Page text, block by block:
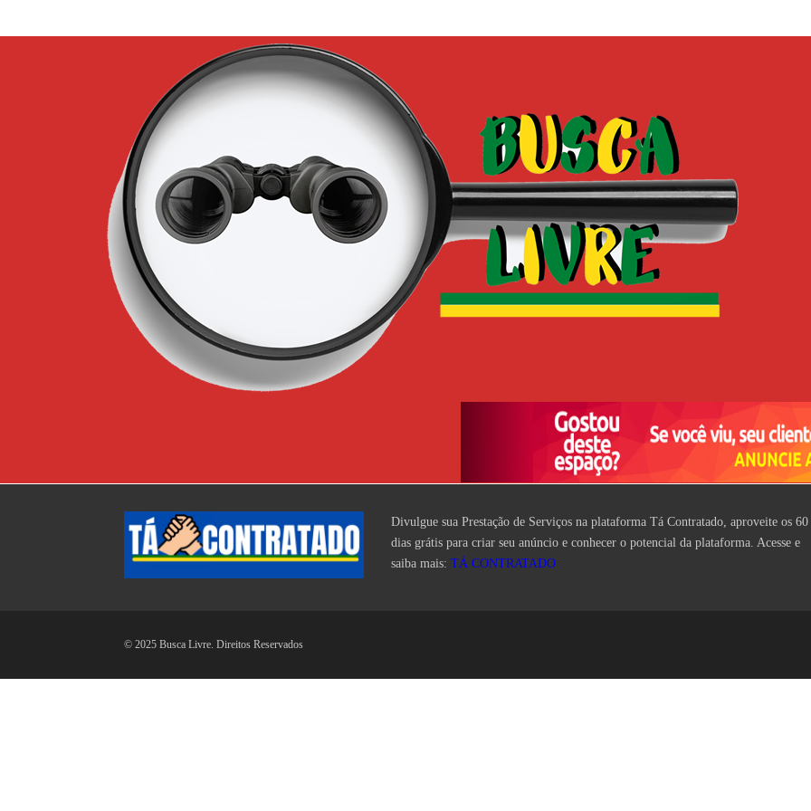
Divulgue sua Prestação de Serviços na plataforma Tá Contratado, aproveite os 60
dias grátis para criar seu anúncio e conhecer o potencial da plataforma. Acesse e
saiba mais:TÁ CONTRATADO
© 2025 Busca Livre. Direitos Reservados